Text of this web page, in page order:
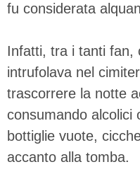
fu considerata
Infatti, tra i tanti fan,
intrufolava nel
trascorrere la notte
consumando alcolici
bottiglie vuote,
accanto alla tomba.